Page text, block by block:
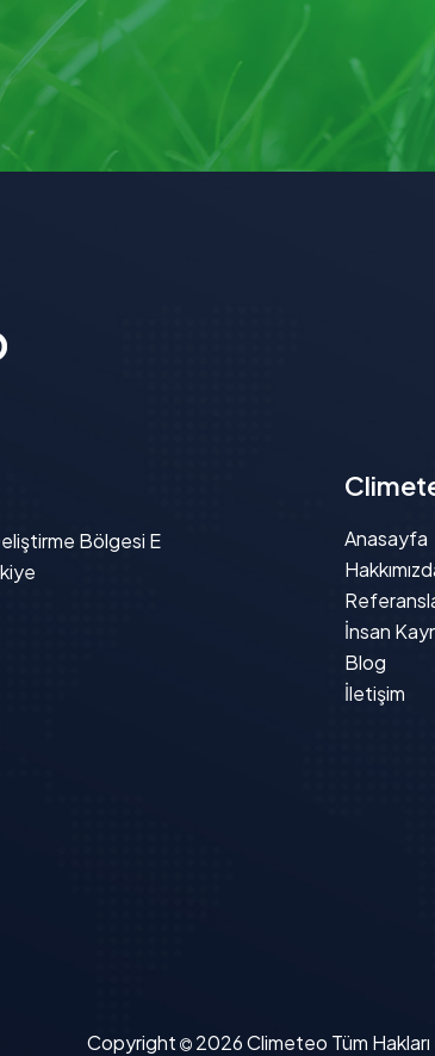
Bölgesi E
Anasayfa
İnsan
Blog
İletişim
Copyright 2026Climeteo Tüm